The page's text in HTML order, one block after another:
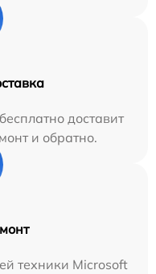
доставит
и обратно.
техники Microsoft